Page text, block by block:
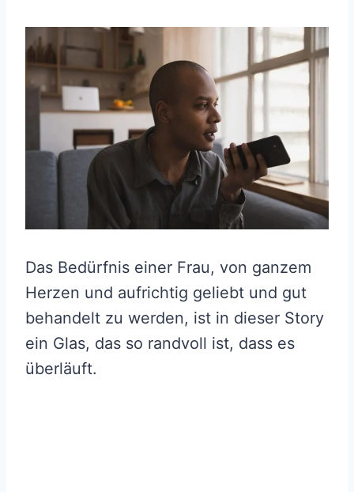
Das Bedürfnis einer Frau, von ganzem
Herzen und aufrichtig geliebt und gut
behandelt zu werden, ist in dieser Story
ein Glas, das so randvoll ist, dass es
überläuft.